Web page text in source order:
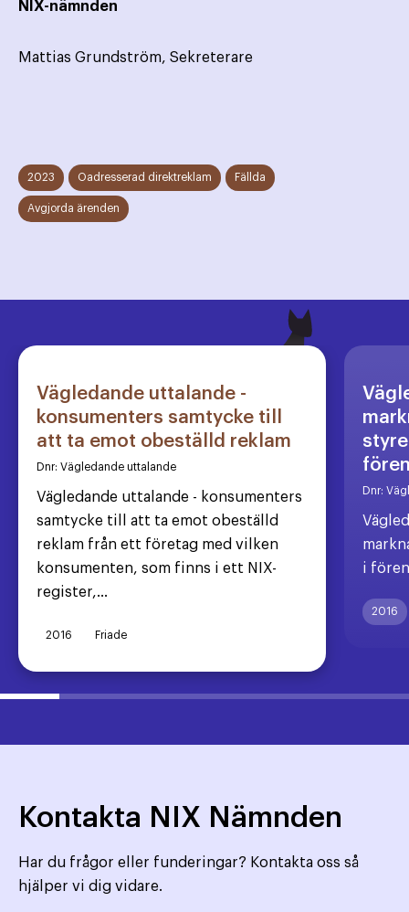
NIX-nämnden
Mattias Grundström, Sekreterare
2023 Oadresserad direktreklam Fällda
Avgjorda ärenden
Vägledande uttalande -
konsumenters samtycke till
att ta emot obeställd reklam
Dnr: Vägledande uttalande
Vägledande uttalande - konsumenters
samtycke till att ta emot obeställd
reklam från ett företag med vilken
konsumenten, som finns i ett NIX-
register,...
2016 Friade
Dnr:
i
2016
Kontakta NIX Nämnden
Har du frågor eller funderingar? Kontakta oss så
hjälper vi dig vidare.